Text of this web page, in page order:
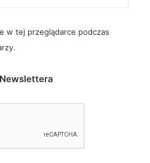
w tej przeglądarce podczas